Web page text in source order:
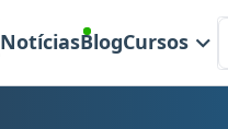
NotíciasBlogCursos